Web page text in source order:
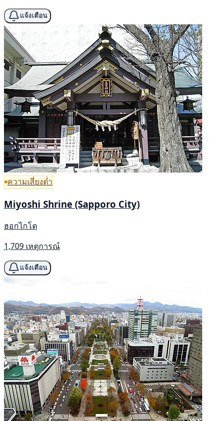
แจ้งเตือน
ความเสี่ยงต่ำ
Miyoshi Shrine (Sapporo City)
ฮอกไกโด
1,709 เหตุการณ์
แจ้งเตือน